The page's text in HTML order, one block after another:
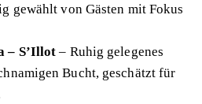
gewählt von Gästen mit Fokus
– S’Illot – Ruhig gelegenes
Bucht, geschätzt für